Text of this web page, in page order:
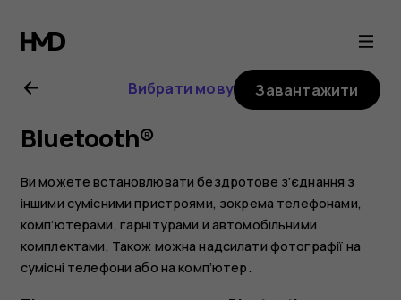
Посібник
користувача
Nokia
8.1
Вибрати мову Завантажити
Bluetooth®
Ви можете встановлювати бездротове з’єднання з
іншими сумісними пристроями, зокрема телефонами,
комп’ютерами, гарнітурами й автомобільними
комплектами. Також можна надсилати фотографії на
сумісні телефони або на комп’ютер.